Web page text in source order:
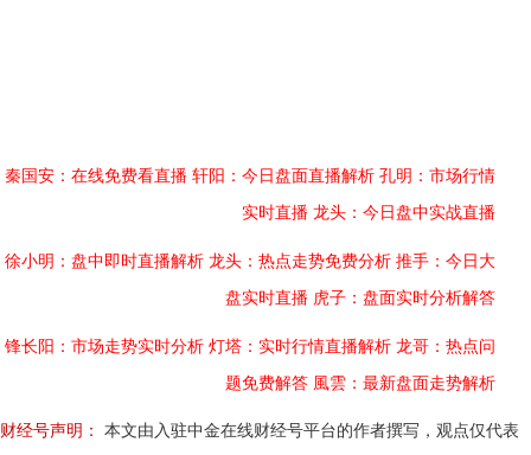
秦国安：在线免费看直播 轩阳：今日盘面直播解析 孔明：市场行情
实时直播 龙头：今日盘中实战直播
徐小明：盘中即时直播解析 龙头：热点走势免费分析 推手：今日大
盘实时直播 虎子：盘面实时分析解答
锋长阳：市场走势实时分析 灯塔：实时行情直播解析 龙哥：热点问
题免费解答 風雲：最新盘面走势解析
财经号声明：
本文由入驻中金在线财经号平台的作者撰写，观点仅代表